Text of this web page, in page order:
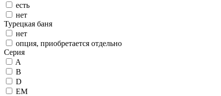
есть
нет
Турецкая баня
нет
опция, приобретается отдельно
Серия
A
B
D
EM